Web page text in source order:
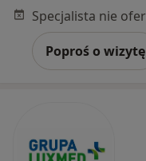
Poproś o wizytę